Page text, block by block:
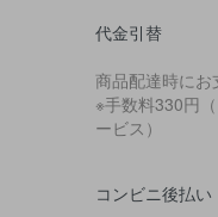
代金引替
商品配達時にお
※手数料330円
ービス）
コンビニ後払い